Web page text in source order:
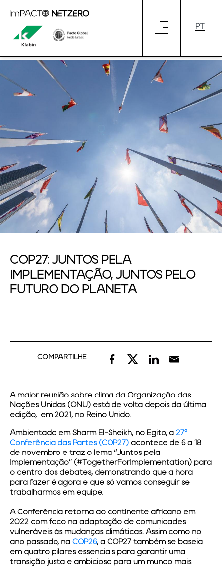
COP27: JUNTOS PELA
IMPLEMENTAÇÃO, JUNTOS PELO
FUTURO DO PLANETA
COP27: JUNTOS PELA
IMPLEMENTAÇÃO, JUNTOS PELO
FUTURO DO PLANETA
COMPARTILHE
A maior reunião sobre clima da Organização das
Nações Unidas (ONU) está de volta depois da última
edição, em 2021, no Reino Unido.
Ambientada em Sharm El-Sheikh, no Egito, a 27ª
Conferência das Partes (COP27) acontece de 6 a 18
de novembro e traz o lema “Juntos pela
Implementação” (#TogetherForImplementation) para
o centro dos debates, demonstrando que a hora
para fazer é agora e que só vamos conseguir se
trabalharmos em equipe.
A Conferência retorna ao continente africano em
2022 com foco na adaptação de comunidades
vulneráveis às mudanças climáticas. Assim como no
ano passado, na COP26, a COP27 também se baseia
em quatro pilares essenciais para garantir uma
transição justa e ambiciosa para um mundo mais